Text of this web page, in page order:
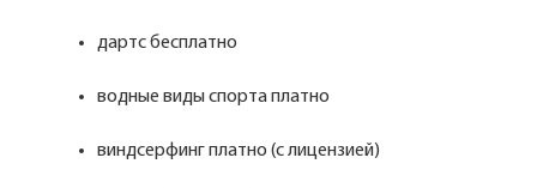
дартс бесплатно
водные виды спорта платно
виндсерфинг платно (с лицензией)